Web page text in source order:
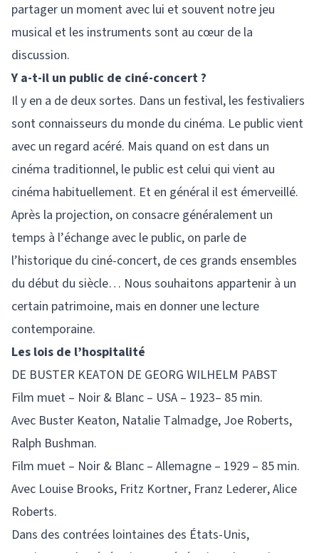
partager un moment avec lui et souvent notre jeu
musical et les instruments sont au cœur de la
discussion.
Y a-t-il un public de ciné-concert ?
Il y en a de deux sortes. Dans un festival, les festivaliers
sont connaisseurs du monde du cinéma. Le public vient
avec un regard acéré. Mais quand on est dans un
cinéma traditionnel, le public est celui qui vient au
cinéma habituellement. Et en général il est émerveillé.
Après la projection, on consacre généralement un
temps à l’échange avec le public, on parle de
l’historique du ciné-concert, de ces grands ensembles
du début du siècle… Nous souhaitons appartenir à un
certain patrimoine, mais en donner une lecture
contemporaine.
Les lois de l’hospitalité
DE BUSTER KEATON DE GEORG WILHELM PABST
Film muet – Noir & Blanc – USA – 1923– 85 min.
Avec Buster Keaton, Natalie Talmadge, Joe Roberts,
Ralph Bushman.
Film muet – Noir & Blanc – Allemagne – 1929 – 85 min.
Avec Louise Brooks, Fritz Kortner, Franz Lederer, Alice
Roberts.
Dans des contrées lointaines des États-Unis,